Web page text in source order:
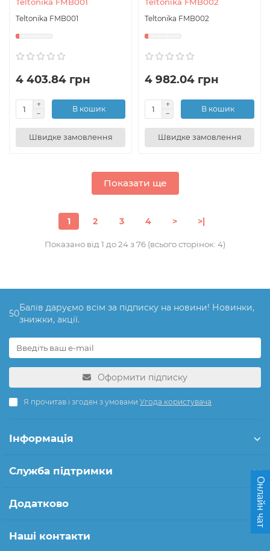
Teltonika FMB001
4 403.84 грн
В кошик
Швидке замовлення
Teltonika FMB002
4 982.04 грн
В кошик
Швидке замовлення
Показати ще
1 2 3 4 > >|
Показано від 1 до 24 з 76 (всього сторінок: 4)
50
Балів даруємо всім за підписку на новини! Новинки,
знижки, акції.
Оформити підписку
Я прочитав і згоден з умовами Угода користувача
Інформація
Служба підтримки
Додатково
Наші контакти
Онлайн чат